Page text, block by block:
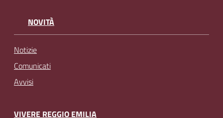
NOVITÀ
Notizie
Comunicati
Avvisi
VIVERE REGGIO EMILIA